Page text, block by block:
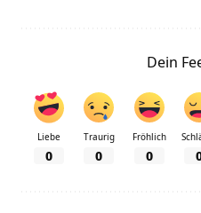
Dein
Liebe
0
Traurig
0
Fröhlich
0